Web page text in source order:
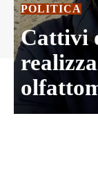
POLITICA
Cattivi